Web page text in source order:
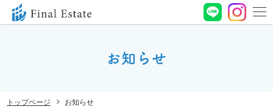
19:00 定休⽇ ⽔曜⽇
お問い合わせ
お知らせ
トップページ お知らせ